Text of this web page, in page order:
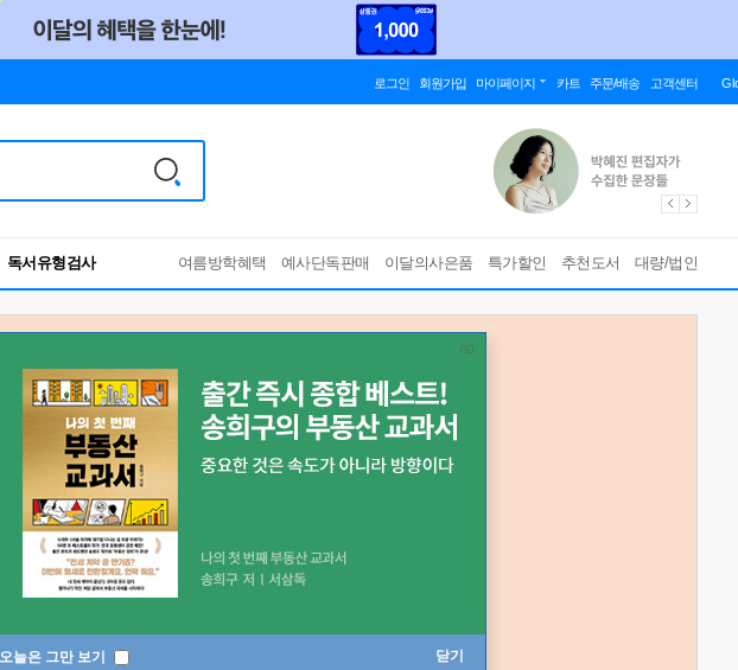
로그인 회원가입 마이페이지 카트 주문/배송 고객센터
독서유형검사
RBTI Lab
독서유형검사
여름방학혜택 예사단독판매 이달의사은품 특가할인 추천도서 대량/법인
오늘은 그만 보기 닫기